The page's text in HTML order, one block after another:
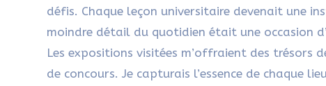
défis. Chaque leçon universitaire devenait une
moindre détail du quotidien était une occasion
Les expositions visitées m’offraient des trésors
de concours. Je capturais l’essence de chaque